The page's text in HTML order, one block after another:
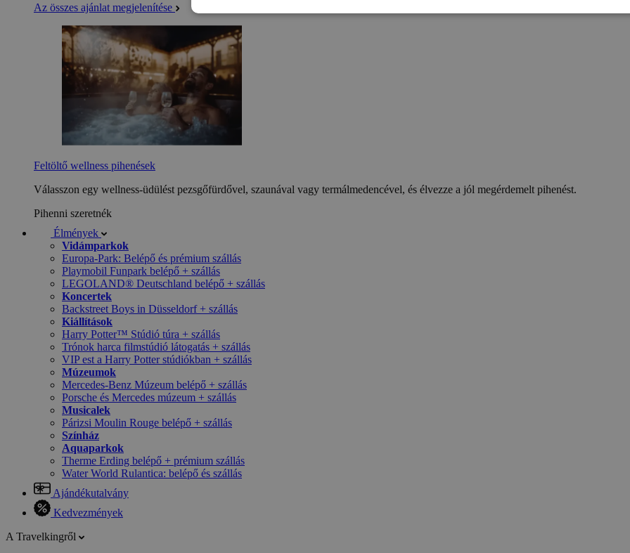
Az összes ajánlat megjelenítése
Feltöltő wellness pihenések
Válasszon egy wellness-üdülést pezsgőfürdővel, szaunával vagy termálmedencével, és élvezze a jól megérdemelt pihenést.
Pihenni szeretnék
Élmények
Vidámparkok
Europa-Park: Belépő és prémium szállás
Playmobil Funpark belépő + szállás
LEGOLAND® Deutschland belépő + szállás
Koncertek
Backstreet Boys in Düsseldorf + szállás
Kiállítások
Harry Potter™ Stúdió túra + szállás
Trónok harca filmstúdió látogatás + szállás
VIP est a Harry Potter stúdiókban + szállás
Múzeumok
Mercedes-Benz Múzeum belépő + szállás
Porsche és Mercedes múzeum + szállás
Musicalek
Párizsi Moulin Rouge belépő + szállás
Színház
Aquaparkok
Therme Erding belépő + prémium szállás
Water World Rulantica: belépő és szállás
Ajándékutalvány
Kedvezmények
A Travelkingről